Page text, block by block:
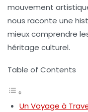
mouvement
nous raconte une
mieux comprendre
héritage culturel.
Table of Contents
Un Voyage à